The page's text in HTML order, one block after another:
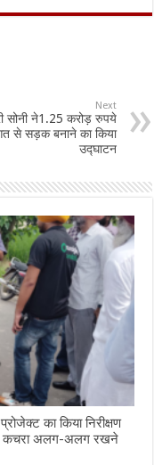
Next
सोनी ने1.25 करोड़ रुपये
से सड़क बनाने का किया
उद्घाटन
का किया निरीक्षण
कचरा अलग-अलग रखने